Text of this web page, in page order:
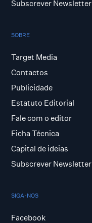
Subscrever Newsletter
SOBRE
Target Media
Contactos
Publicidade
Estatuto Editorial
Fale com o editor
Ficha Técnica
Capital de ideias
Subscrever Newsletter
SIGA-NOS
Facebook